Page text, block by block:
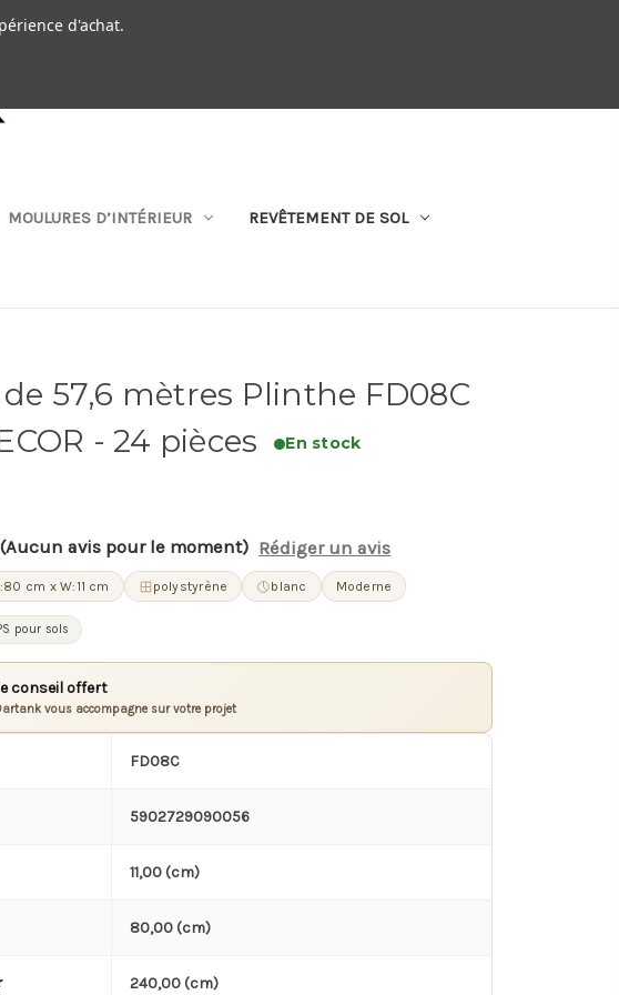
QUI SOMMES-NOUS
MOULURES D’INTÉRIEUR REVÊTEMENT DE SOL
57,6 mètres Plinthe FD08C
- 24 pièces
En stock
(Aucun avis pour le moment) Rédiger un avis
cm x W:11 cm polystyrène blanc Moderne
pour sols
conseil offert
vous accompagne sur votre projet
FD08C
5902729090056
11,00 (cm)
80,00 (cm)
240,00 (cm)
d'achat.